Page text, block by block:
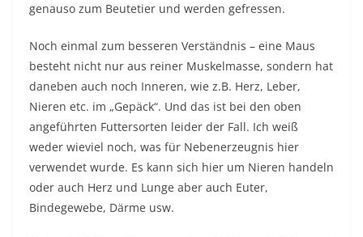
genauso zum Beutetier und werden gefressen.
Noch einmal zum besseren Verständnis – eine Maus
besteht nicht nur aus reiner Muskelmasse, sondern hat
daneben auch noch Inneren, wie z.B. Herz, Leber,
Nieren etc. im „Gepäck“. Und das ist bei den oben
angeführten Futtersorten leider der Fall. Ich weiß
weder wieviel noch, was für Nebenerzeugnis hier
verwendet wurde. Es kann sich hier um Nieren handeln
oder auch Herz und Lunge aber auch Euter,
Bindegewebe, Därme usw.